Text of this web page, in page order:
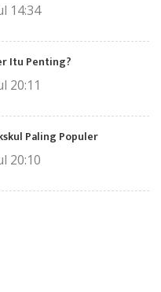
14:34
Itu Penting?
20:11
Paling Populer
20:10